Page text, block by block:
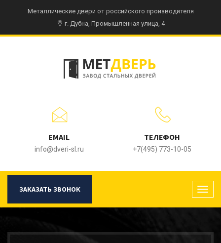
Металлические двери от российского производителя
г. Дубна, Промышленная улица, 4
EMAIL
info@dveri-sl.ru
ТЕЛЕФОН
+7(495) 773-10-05
ЗАКАЗАТЬ ЗВОНОК